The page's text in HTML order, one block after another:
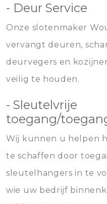
- Deur Service
Onze slotenmaker
vervangt deuren,
deurvegers en
veilig te houden.
- Sleutelvrije
toegang/
Wij kunnen u helpen
te schaffen door
sleutelhangers in te
wie uw bedrijf